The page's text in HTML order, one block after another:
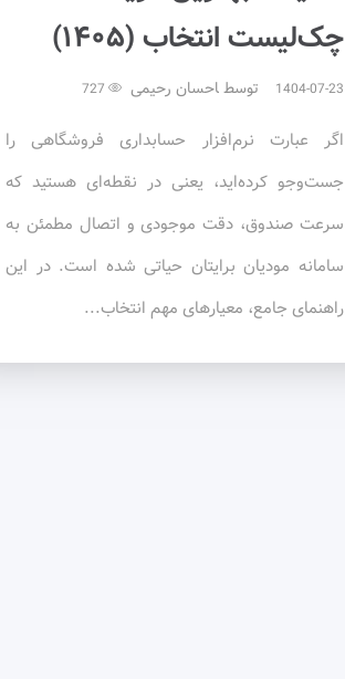
چک‌لیست انتخاب (۱۴۰۵)
1404-07-23 توسط احسان رحیمی
اگر عبارت نرم‌افزار حسابداری فروشگاهی را
جست‌وجو کرده‌اید، یعنی در نقطه‌ای هستید که
سرعت صندوق، دقت موجودی و اتصال مطمئن به
سامانه مودیان برایتان حیاتی شده است. در این
راهنمای جامع، معیارهای مهم انتخاب...